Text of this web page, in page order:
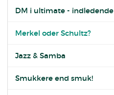
DM i ultimate - indledende
Merkel oder Schultz?
Jazz & Samba
Smukkere end smuk!